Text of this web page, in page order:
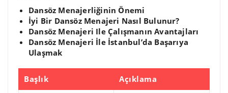
Dansöz Menajerliğinin Önemi
İyi Bir Dansöz Menajeri Nasıl Bulunur?
Dansöz Menajeri Ile Çalışmanın Avantajları
Dansöz Menajeri İle İstanbul’da Başarıya
Ulaşmak
Başlık Açıklama